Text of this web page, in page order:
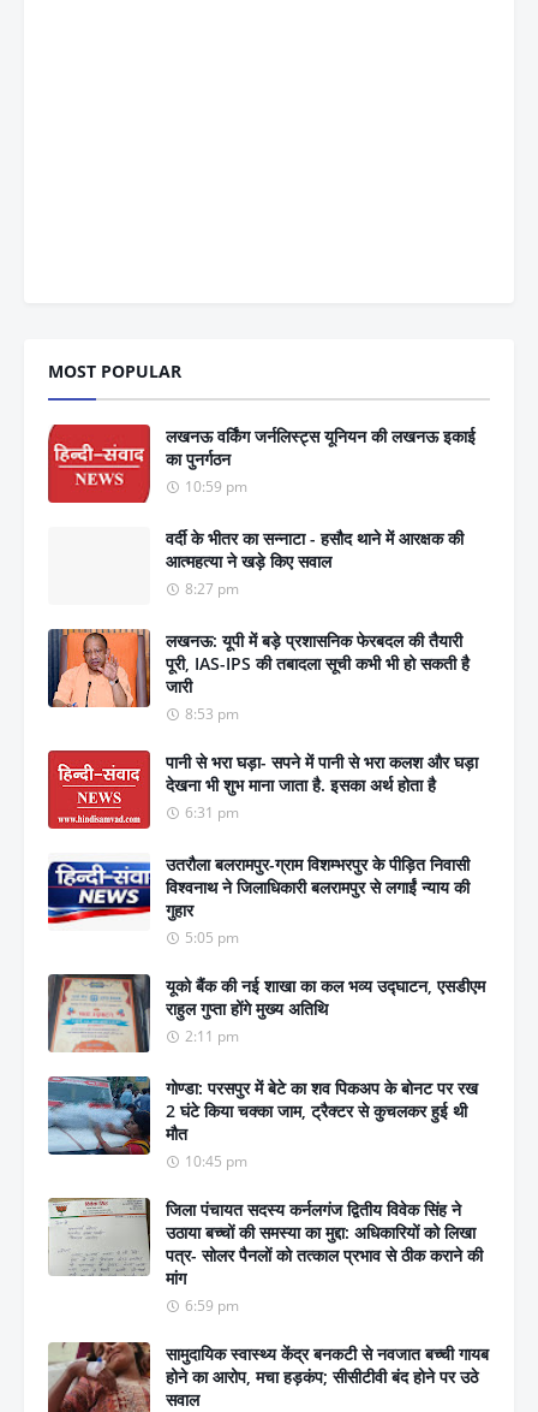
MOST POPULAR
लखनऊ वर्किंग जर्नलिस्ट्स यूनियन की लखनऊ इकाई
का पुनर्गठन
10:59 pm
वर्दी के भीतर का सन्नाटा - हसौद थाने में आरक्षक की
आत्महत्या ने खड़े किए सवाल
8:27 pm
लखनऊ: यूपी में बड़े प्रशासनिक फेरबदल की तैयारी
पूरी, IAS-IPS की तबादला सूची कभी भी हो सकती है
जारी
8:53 pm
पानी से भरा घड़ा- सपने में पानी से भरा कलश और घड़ा
देखना भी शुभ माना जाता है. इसका अर्थ होता है
6:31 pm
उतरौला बलरामपुर-ग्राम विशम्भरपुर के पीड़ित निवासी
विश्वनाथ ने जिलाधिकारी बलरामपुर से लगाईं न्याय की
गुहार
5:05 pm
यूको बैंक की नई शाखा का कल भव्य उद्घाटन, एसडीएम
राहुल गुप्ता होंगे मुख्य अतिथि
2:11 pm
गोण्डा: परसपुर में बेटे का शव पिकअप के बोनट पर रख
2 घंटे किया चक्का जाम, ट्रैक्टर से कुचलकर हुई थी
मौत
10:45 pm
जिला पंचायत सदस्य कर्नलगंज द्वितीय विवेक सिंह ने
उठाया बच्चों की समस्या का मुद्दा: अधिकारियों को लिखा
पत्र- सोलर पैनलों को तत्काल प्रभाव से ठीक कराने की
मांग
6:59 pm
सामुदायिक स्वास्थ्य केंद्र बनकटी से नवजात बच्ची गायब
होने का आरोप, मचा हड़कंप; सीसीटीवी बंद होने पर उठे
सवाल